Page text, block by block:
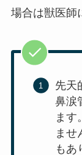
場合は獣医師
先天
鼻涙
ます
ませ
もあ